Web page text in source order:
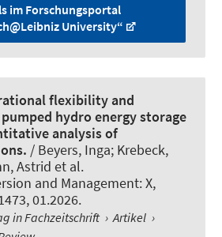
im Forschungsportal
University“
flexibility and
hydro energy storage
analysis of
/ Beyers, Inga; Krebeck,
Astrid et al.
and Management: X,
01.2026.
in Fachzeitschrift › Artikel ›